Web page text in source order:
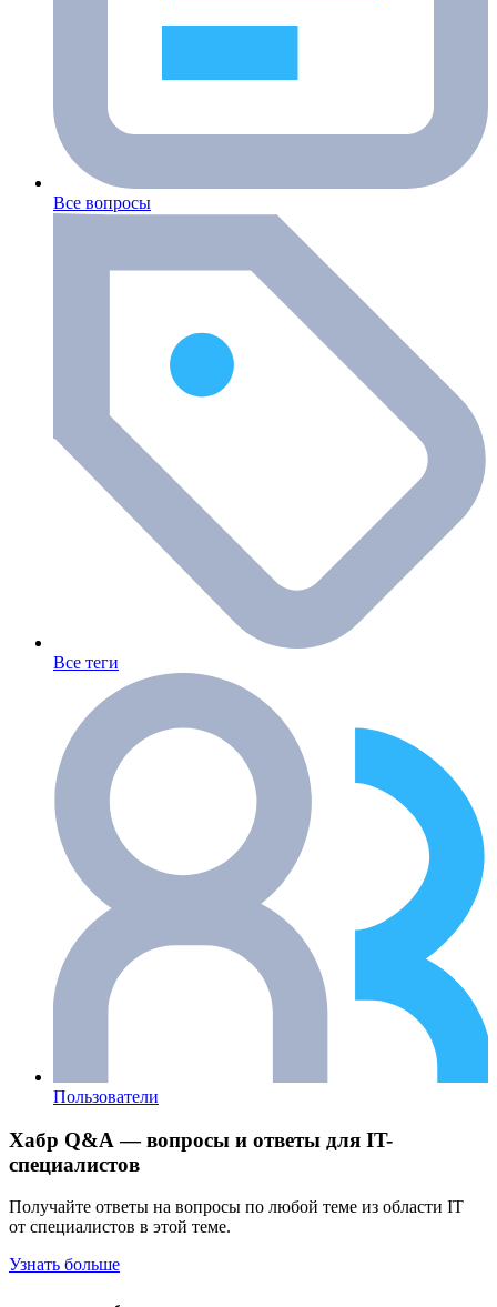
Все вопросы
Все теги
Пользователи
Хабр Q&A — вопросы и ответы для IT-
специалистов
Получайте ответы на вопросы по любой теме из области IT
от специалистов в этой теме.
Узнать больше